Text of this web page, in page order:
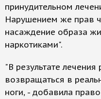
принудительном
Нарушением же прав
насаждение образа
наркотиками".
"В результате
возвращаться в
ноги, - добавила